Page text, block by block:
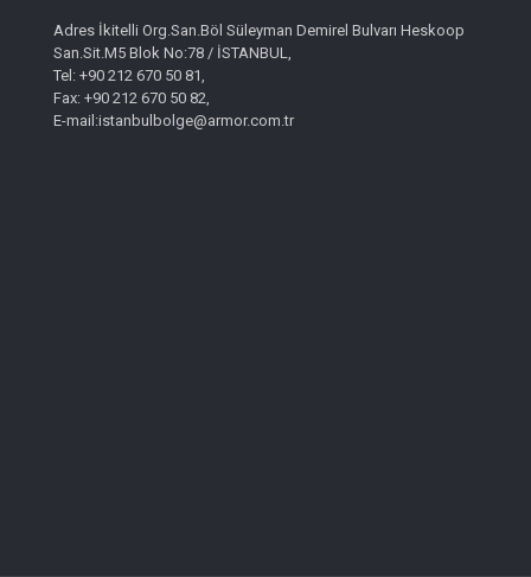
Adres İkitelli Org.San.Böl Süleyman Demirel Bulvarı Heskoop
San.Sit.M5 Blok No:78 / İSTANBUL,
Tel: +90 212 670 50 81,
Fax: +90 212 670 50 82,
E-mail:istanbulbolge@armor.com.tr